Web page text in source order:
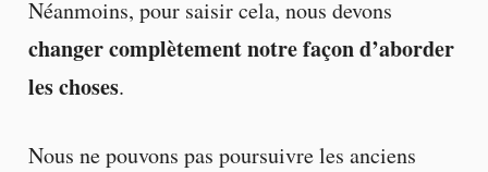
Néanmoins, pour saisir cela, nous devons
changer complètement notre façon d’aborder
les choses.
Nous ne pouvons pas poursuivre les anciens